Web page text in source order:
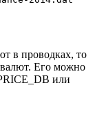
в проводках, то
Его можно
или